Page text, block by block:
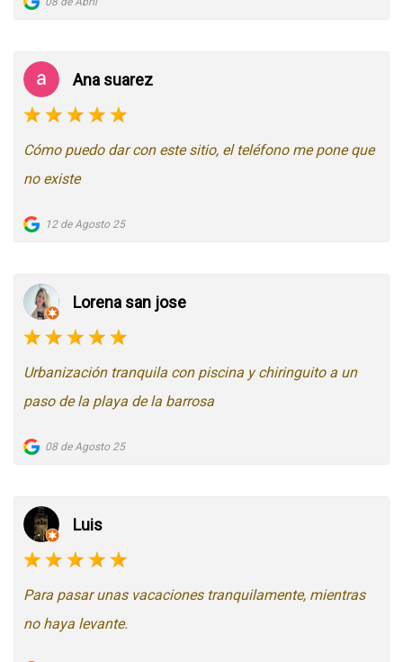
Ana suarez
Cómo puedo dar con este sitio, el teléfono me pone que
no existe
12 de Agosto 25
Lorena san jose
Urbanización tranquila con piscina y chiringuito a un
paso de la playa de la barrosa
08 de Agosto 25
Luis
Para pasar unas vacaciones tranquilamente, mientras
no haya levante.